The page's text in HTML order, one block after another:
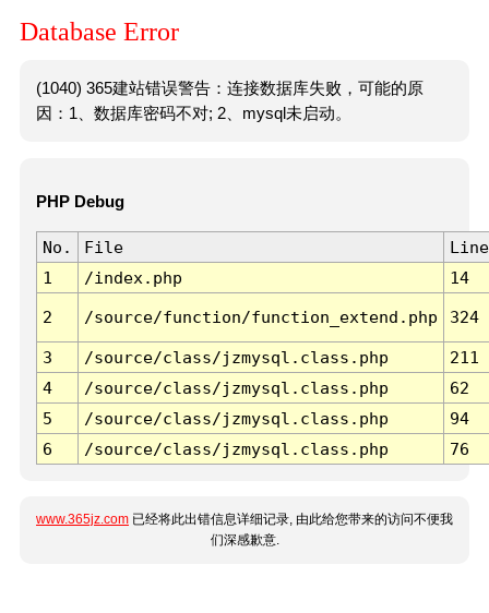
Database Error
(1040) 365建站错误警告：连接数据库失败，可能的原
因：1、数据库密码不对; 2、mysql未启动。
PHP Debug
No. File
Line
1
/index.php 14
2 /source/function/function_extend.php 324
3 /source/class/jzmysql.class.php
211
4
/source/class/jzmysql.class.php
62
5
/source/class/jzmysql.class.php
94
6
/source/class/jzmysql.class.php 76
www.365jz.com 已经将此出错信息详细记录, 由此给您带来的访问不便我
们深感歉意.